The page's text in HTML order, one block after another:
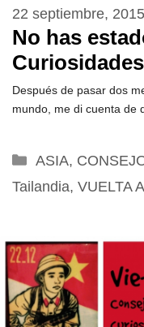
No has
22 septiembre, 2015
Después de pasar dos
mundo, me di cuenta de
Categorías
ASIA,
Tailandia, VUELTA